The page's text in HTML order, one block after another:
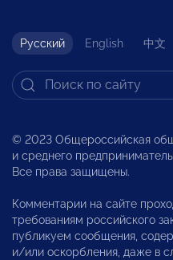
Русский English 中文
© 2023 Общероссийская
и среднего
Все права защищены.
Комментарии на сайте
требованиям российского
публикуем сообщения,
и/или оскорбления, даже в